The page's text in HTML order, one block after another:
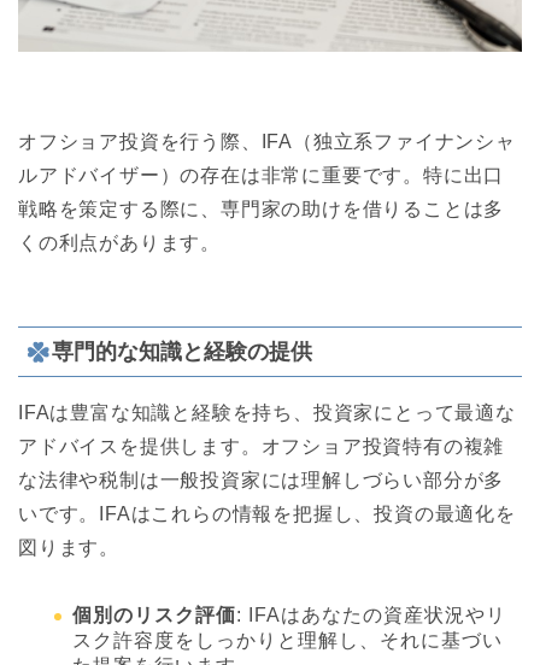
オフショア投資を行う際、IFA（独立系ファイナンシャ
ルアドバイザー）の存在は非常に重要です。特に出口
戦略を策定する際に、専門家の助けを借りることは多
くの利点があります。
専門的な知識と経験の提供
IFAは豊富な知識と経験を持ち、投資家にとって最適な
アドバイスを提供します。オフショア投資特有の複雑
な法律や税制は一般投資家には理解しづらい部分が多
いです。IFAはこれらの情報を把握し、投資の最適化を
図ります。
個別のリスク評価: IFAはあなたの資産状況やリ
スク許容度をしっかりと理解し、それに基づい